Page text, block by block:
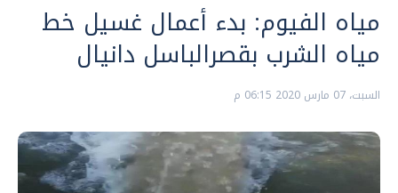
مياه الفيوم: بدء أعمال غسيل خط
مياه الشرب بقصرالباسل دانيال
السبت، 07 مارس 2020 06:15 م